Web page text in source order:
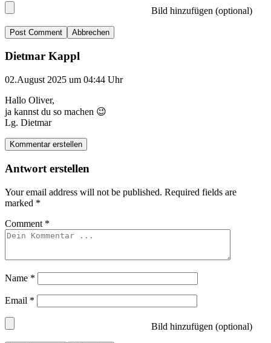
Bild hinzufügen (optional)
Abbrechen
Dietmar Kappl
02.August 2025 um 04:44 Uhr
Hallo Oliver,
ja kannst du so machen 😉
Lg. Dietmar
Kommentar erstellen
Antwort erstellen
Your email address will not be published. Required fields are
marked *
Comment *
Name *
Email *
Bild hinzufügen (optional)